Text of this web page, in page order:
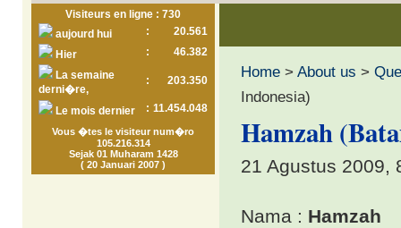
Visiteurs en ligne : 730
aujourd hui
:
20.561
Hier
:
46.382
La semaine
derni�re,
: 203.350
Le mois dernier : 11.454.048
Vous �tes le visiteur num�ro
105.216.314
Sejak 01 Muharam 1428
( 20 Januari 2007 )
Home > About us >
Indonesia)
Hamzah
21 Agustus 2009,
Nama : Hamzah